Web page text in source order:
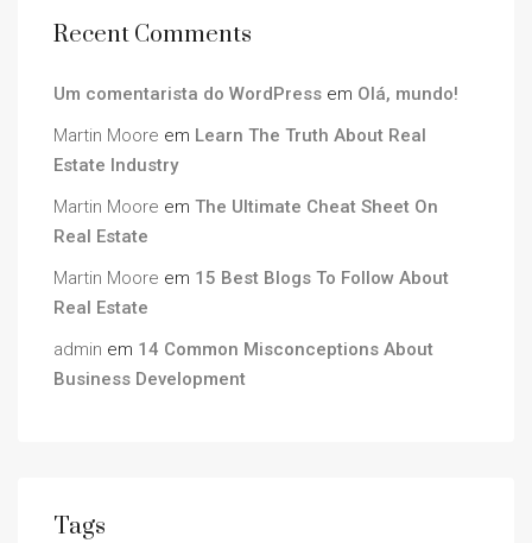
Recent Comments
Um comentarista do WordPress em Olá, mundo!
Martin Moore em Learn The Truth About Real
Estate Industry
Martin Moore em The Ultimate Cheat Sheet On
Real Estate
Martin Moore em 15 Best Blogs To Follow About
Real Estate
admin em 14 Common Misconceptions About
Business Development
Tags